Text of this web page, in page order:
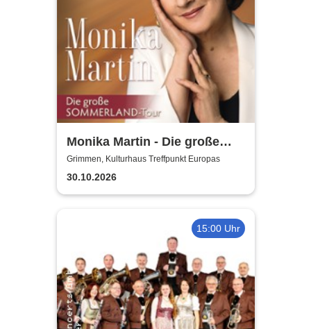
Monika Martin - Die große
Sommerland Tour
Grimmen, Kulturhaus Treffpunkt Europas
30.10.2026
15:00 Uhr